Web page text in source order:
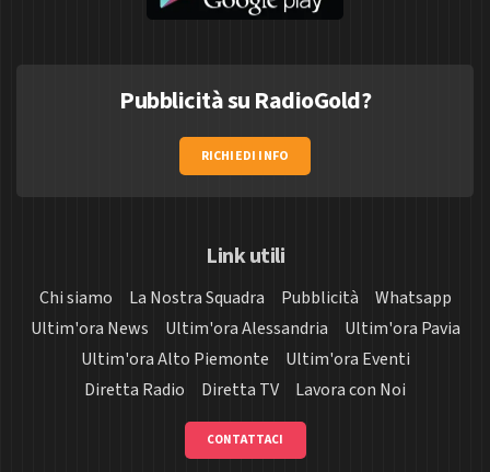
Pubblicità su RadioGold?
RICHIEDI INFO
Link utili
Chi siamo La Nostra Squadra Pubblicità
Whatsapp
Ultim'ora News
Ultim'ora Alessandria
Ultim'ora Pavia
Ultim'ora Alto Piemonte
Ultim'ora Eventi
Diretta Radio
Diretta TV Lavora con Noi
CONTATTACI